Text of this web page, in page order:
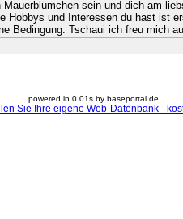
sein und dich am
und Interessen du hast ist
Bedingung. Tschaui ich freu mich
powered in 0.01s by baseportal.de
Sie Ihre eigene Web-Datenbank -